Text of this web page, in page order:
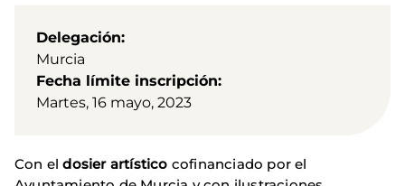
Delegación
Murcia
Fecha límite inscripción
Martes, 16 mayo, 2023
Con eldosier artístico cofinanciado por el